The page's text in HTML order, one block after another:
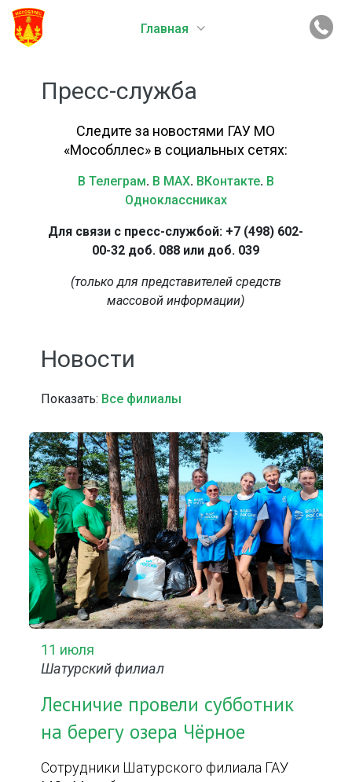
Главная
Пресс-служба
Следите за новостями ГАУ МО
«Мособллес» в социальных сетях:
В Телеграм. В MAX. ВКонтакте. В
Одноклассниках
Для связи с пресс-службой: +7 (498) 602-
00-32 доб. 088 или доб. 039
(только для представителей средств
массовой информации)
Новости
Показать: Все филиалы
11 июля
Шатурский филиал
Лесничие провели субботник
на берегу озера Чёрное
Сотрудники Шатурского филиала ГАУ